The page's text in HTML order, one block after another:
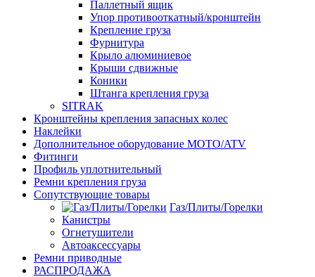
Паллетный ящик
Упор противооткатный/кронштейн
Крепление груза
Фурнитура
Крыло алюминиевое
Крыши сдвижные
Коники
Штанга крепления груза
SITRAK
Кронштейны крепления запасных колес
Наклейки
Дополнительное оборудование MOTO/ATV
Фитинги
Профиль уплотнительный
Ремни крепления груза
Сопутствующие товары
Газ/Плиты/Горелки
Канистры
Огнетушители
Автоаксессуары
Ремни приводные
РАСПРОДАЖА